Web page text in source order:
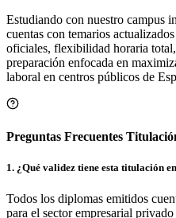
Estudiando con nuestro campus
cuentas con temarios
oficiales, flexibilidad horaria
preparación enfocada en
laboral en centros públicos de
Preguntas Frecuentes
1. ¿Qué validez tiene esta titulación
Todos los diplomas emitidos
para el sector empresarial